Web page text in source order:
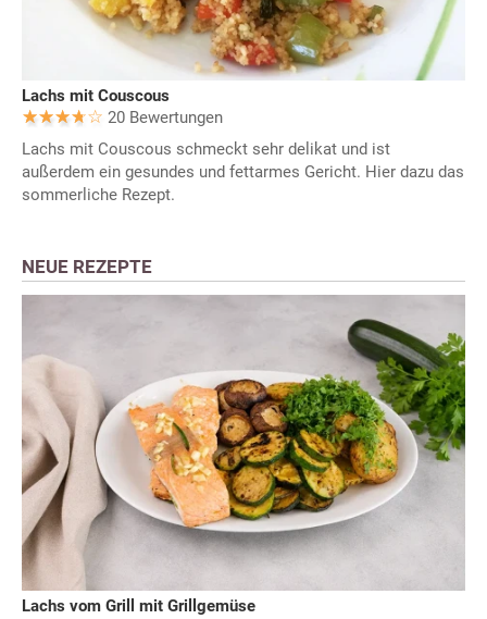
Lachs mit Couscous
20 Bewertungen
Lachs mit Couscous schmeckt sehr delikat und ist
außerdem ein gesundes und fettarmes Gericht. Hier dazu das
sommerliche Rezept.
NEUE REZEPTE
Lachs vom Grill mit Grillgemüse